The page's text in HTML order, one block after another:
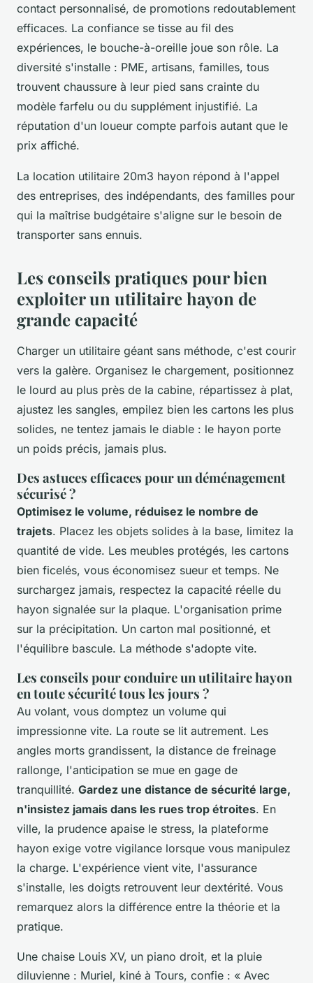
contact personnalisé, de promotions redoutablement
efficaces. La confiance se tisse au fil des
expériences, le bouche-à-oreille joue son rôle. La
diversité s'installe : PME, artisans, familles, tous
trouvent chaussure à leur pied sans crainte du
modèle farfelu ou du supplément injustifié. La
réputation d'un loueur compte parfois autant que le
prix affiché.
La location utilitaire 20m3 hayon répond à l'appel
des entreprises, des indépendants, des familles pour
qui la maîtrise budgétaire s'aligne sur le besoin de
transporter sans ennuis.
Les conseils pratiques pour bien
exploiter un utilitaire hayon de
grande capacité
Charger un utilitaire géant sans méthode, c'est courir
vers la galère. Organisez le chargement, positionnez
le lourd au plus près de la cabine, répartissez à plat,
ajustez les sangles, empilez bien les cartons les plus
solides, ne tentez jamais le diable : le hayon porte
un poids précis, jamais plus.
Des astuces efficaces pour un déménagement
sécurisé ?
Optimisez le volume, réduisez le nombre de
trajets. Placez les objets solides à la base, limitez la
quantité de vide. Les meubles protégés, les cartons
bien ficelés, vous économisez sueur et temps. Ne
surchargez jamais, respectez la capacité réelle du
hayon signalée sur la plaque. L'organisation prime
sur la précipitation. Un carton mal positionné, et
l'équilibre bascule. La méthode s'adopte vite.
Les conseils pour conduire un utilitaire hayon
en toute sécurité tous les jours ?
Au volant, vous domptez un volume qui
impressionne vite. La route se lit autrement. Les
angles morts grandissent, la distance de freinage
rallonge, l'anticipation se mue en gage de
tranquillité. Gardez une distance de sécurité large,
n'insistez jamais dans les rues trop étroites. En
ville, la prudence apaise le stress, la plateforme
hayon exige votre vigilance lorsque vous manipulez
la charge. L'expérience vient vite, l'assurance
s'installe, les doigts retrouvent leur dextérité. Vous
remarquez alors la différence entre la théorie et la
pratique.
Une chaise Louis XV, un piano droit, et la pluie
diluvienne : Muriel, kiné à Tours, confie : « Avec